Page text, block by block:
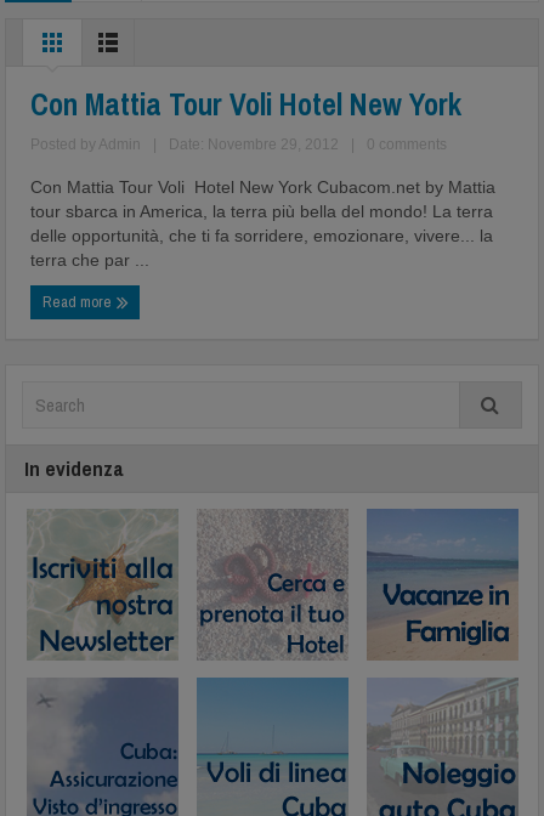
Con Mattia Tour Voli Hotel New York
Posted by Admin Date: Novembre 29, 2012 0 comments
Con Mattia Tour Voli Hotel New York Cubacom.net by Mattia
tour sbarca in America, la terra più bella del mondo! La terra
delle opportunità, che ti fa sorridere, emozionare, vivere... la
terra che par ...
Read more
In evidenza